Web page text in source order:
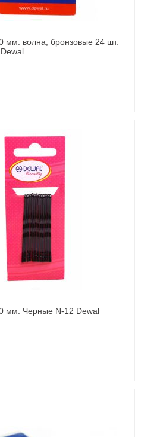
мм. волна, бронзовые 24 шт.
мм. Черные N-12 Dewal